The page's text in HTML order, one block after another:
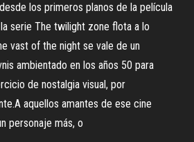
los primeros planos de la película
serie The twilight zone flota a lo
vast of the night se vale de un
ambientado en los años 50 para
de nostalgia visual, por
aquellos amantes de ese cine
personaje más, o